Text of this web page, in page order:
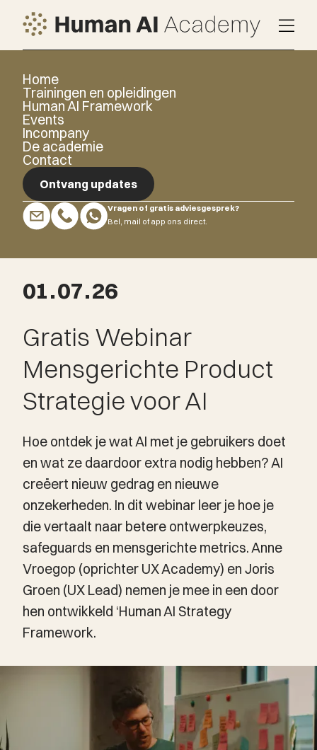
Home
Trainingen en opleidingen
Human AI Framework
Events
Incompany
De academie
Contact
Ontvang updates
Ontvang updates
Vragen of gratis adviesgesprek?
Bel, mail of app ons direct.
01.07.26
Gratis Webinar
Mensgerichte Product
Strategie voor AI
Hoe ontdek je wat AI met je gebruikers doet
en wat ze daardoor extra nodig hebben? AI
creëert nieuw gedrag en nieuwe
onzekerheden. In dit webinar leer je hoe je
die vertaalt naar betere ontwerpkeuzes,
safeguards en mensgerichte metrics. Anne
Vroegop (oprichter UX Academy) en Joris
Groen (UX Lead) nemen je mee in een door
hen ontwikkeld ‘Human AI Strategy
Framework.